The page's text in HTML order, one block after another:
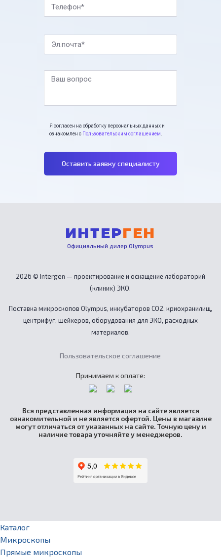
Телефон*
Эл.почта*
Ваш вопрос
Я согласен на обработку персональных данных и
ознакомлен с Пользовательским соглашением
Оставить заявку специалисту
ИНТЕРГЕН
Официальный дилер Olympus
2026 © Intergen — проектирование и оснащение лабораторий
(клиник) ЭКО.
Поставка микроскопов Olympus, инкубаторов CO2, криохранилищ,
центрифуг, шейкеров, оборудования для ЭКО, расходных
материалов.
Пользовательское соглашение
Принимаем к оплате:
Вся представленная информация на сайте является
ознакомительной и не является офертой. Цены в магазине
могут отличаться от указанных на сайте. Точную цену и
наличие товара уточняйте у менеджеров.
Каталог
Микроскопы
Прямые микроскопы